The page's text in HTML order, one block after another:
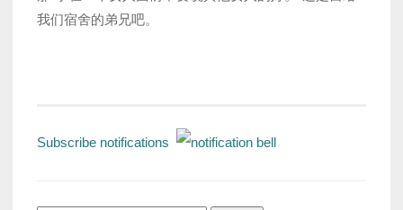
我们宿舍的弟兄吧。
Subscribe notifications